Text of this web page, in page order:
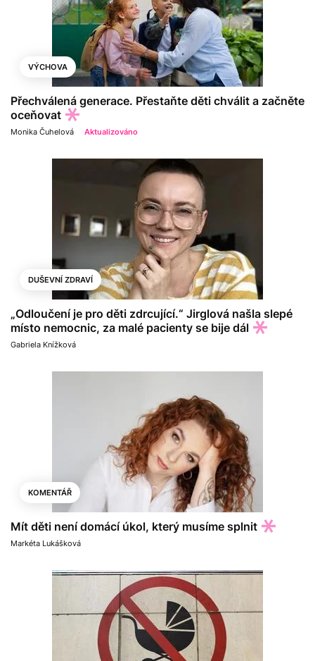
VÝCHOVA
Přechválená generace. Přestaňte děti chválit a začněte
oceňovat
Monika Čuhelová Aktualizováno
DUŠEVNÍ ZDRAVÍ
„Odloučení je pro děti zdrcující.“ Jirglová našla slepé
místo nemocnic, za malé pacienty se bije dál
Gabriela Knížková
KOMENTÁŘ
Mít děti není domácí úkol, který musíme splnit
Markéta Lukášková